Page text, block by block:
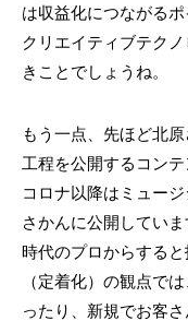
は収益化につながる
クリエイティブテク
きことでしょうね。
もう一点、先ほど北
工程を公開するコン
コロナ以降はミュー
さかんに公開してい
時代のプロからする
（定着化）の観点で
ったり、新規でお客